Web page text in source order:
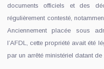
documents officiels et des
régulièrement contesté,
Anciennement placée sous
l’AFDL, cette propriété avait été
par un arrêté ministériel datant de